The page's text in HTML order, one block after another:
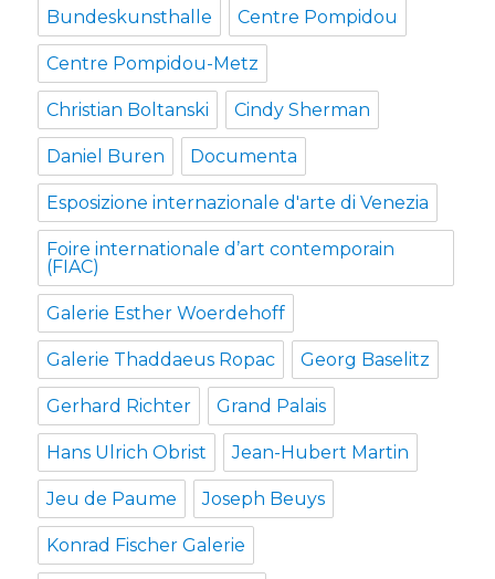
Bundeskunsthalle Centre Pompidou
Centre Pompidou-Metz
Christian Boltanski Cindy Sherman
Daniel Buren Documenta
Esposizione internazionale d'arte di Venezia
Foire internationale d’art contemporain
(FIAC)
Galerie Esther Woerdehoff
Galerie Thaddaeus Ropac Georg Baselitz
Gerhard Richter Grand Palais
Hans Ulrich Obrist Jean-Hubert Martin
Jeu de Paume Joseph Beuys
Konrad Fischer Galerie